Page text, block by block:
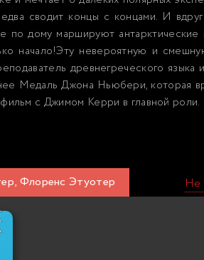
сводит концы с концами. И вдруг
дому маршируют антарктические
начало!Эту невероятную и
древнегреческого языка
Медаль Джона Ньюбери, которая
с Джимом Керри в главной роли.
Флоренс Этуотер Не